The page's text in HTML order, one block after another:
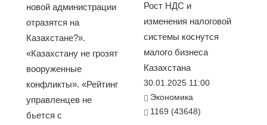
новой администрации
отразятся на
Казахстане?».
«Казахстану не грозят
вооруженные
конфликты». «Рейтинг
управленцев не
бьется с
Рост НДС и
изменения налоговой
системы коснутся
малого бизнеса
Казахстана
30.01.2025 11:00
Экономика
1169 (43648)